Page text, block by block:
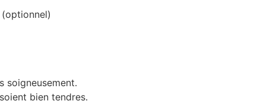
soigneusement.
bien tendres.